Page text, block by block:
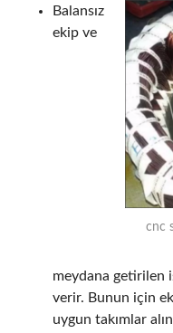
cnc
Balansız
ekip ve
meydana getirilen
verir. Bunun için
uygun takımlar